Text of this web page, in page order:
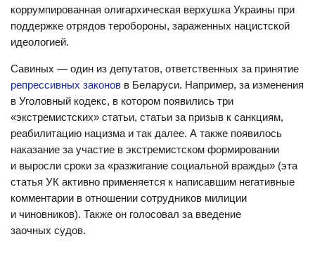
коррумпированная олигархическая верхушка Украины при
поддержке отрядов теробороны, зараженных нацистской
идеологией.
Савиных — один из депутатов, ответственных за принятие
репрессивных законов в Беларуси. Например, за изменения
в Уголовный кодекс, в котором появились три
«экстремистских» статьи, статьи за призыв к санкциям,
реабилитацию нацизма и так далее. А также появилось
наказание за участие в экстремистском формировании
и выросли сроки за «разжигание социальной вражды» (эта
статья УК активно применяется к написавшим негативные
комментарии в отношении сотрудников милиции
и чиновников). Также он голосовал за введение
заочных судов.